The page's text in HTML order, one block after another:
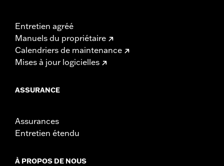
Entretien agréé
Manuels du propriétaire
Calendriers de maintenance
Mises à jour logicielles
ASSURANCE
Assurances
Entretien étendu
À PROPOS DE NOUS